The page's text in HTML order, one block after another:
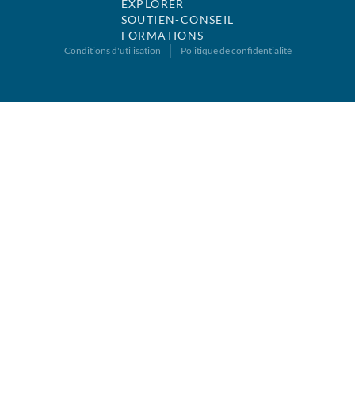
EXPLORER
SOUTIEN-CONSEIL
FORMATIONS
Conditions d'utilisation Politique de confidentialité